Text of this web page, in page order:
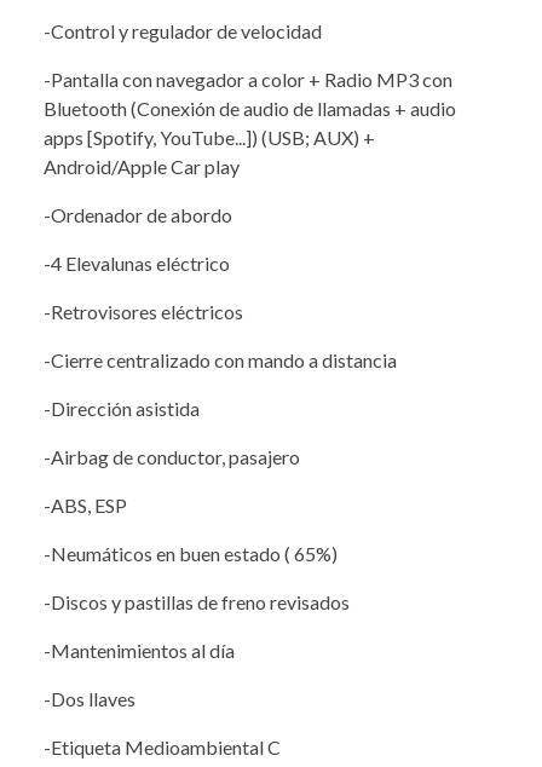
-Control y regulador de velocidad
-Pantalla con navegador a color + Radio MP3 con
Bluetooth (Conexión de audio de llamadas + audio
apps [Spotify, YouTube...]) (USB; AUX) +
Android/Apple Car play
-Ordenador de abordo
-4 Elevalunas eléctrico
-Retrovisores eléctricos
-Cierre centralizado con mando a distancia
-Dirección asistida
-Airbag de conductor, pasajero
-ABS, ESP
-Neumáticos en buen estado ( 65%)
-Discos y pastillas de freno revisados
-Mantenimientos al día
-Dos llaves
-Etiqueta Medioambiental C